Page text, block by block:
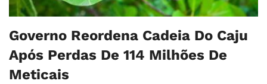
Governo Reordena Cadeia Do Caju
Após Perdas De 114 Milhões De
Meticais